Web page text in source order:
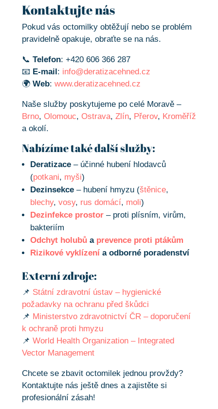
Kontaktujte nás
Pokud vás octomilky obtěžují nebo se problém
pravidelně opakuje, obraťte se na nás.
📞 Telefon: +420 606 366 287
📧 E-mail: info@deratizacehned.cz
🌍 Web: www.deratizacehned.cz
Naše služby poskytujeme po celé Moravě –
Brno, Olomouc, Ostrava, Zlín, Přerov, Kroměříž
a okolí.
Nabízíme také další služby:
Deratizace– účinné hubení hlodavců
(potkani, myši)
Dezinsekce– hubení hmyzu (štěnice,
blechy, vosy, rus domácí, moli)
Dezinfekce prostor– proti plísním, virům,
bakteriím
Odchyt holubů a prevence proti ptákům
Rizikové vyklízenía odborné poradenství
Externí zdroje:
📌 Státní zdravotní ústav – hygienické
požadavky na ochranu před škůdci
📌 Ministerstvo zdravotnictví ČR – doporučení
k ochraně proti hmyzu
📌 World Health Organization – Integrated
Vector Management
Chcete se zbavit octomilek jednou provždy?
Kontaktujte nás ještě dnes a zajistěte si
profesionální zásah!